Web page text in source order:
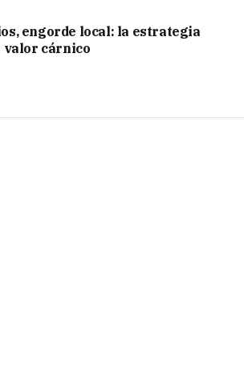
engorde local: la estrategia
cárnico